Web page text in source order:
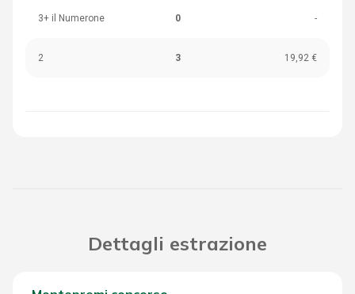
3+ il Numerone 0 -
2 3 19,92 €
Dettagli estrazione